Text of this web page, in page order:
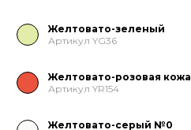
Желтовато-зеленый
Артикул YG36
Желтовато-розовая кожа
Артикул YR154
Желтовато-серый №0